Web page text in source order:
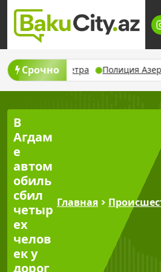
Skip
content
Срочно
ветра Полиция
В
Агдам
е
автом
обиль
сбил
четыр
ех
челов
ек у
дорог
Главная >